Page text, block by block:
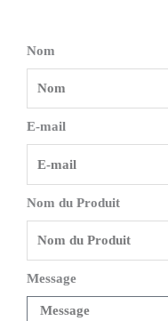
Nom
E-mail
Nom du Produit
Message